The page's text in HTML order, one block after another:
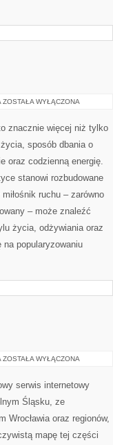
AEROBIK
GRUPOWY
ZOSTAŁA WYŁĄCZONA
znacznie więcej niż tylko
sposób dbania o
oraz codzienną energię.
stanowi rozbudowane
ruchu – zarówno
– może znaleźć
życia, odżywiania oraz
na popularyzowaniu
CZYTELNICY
ZOSTAŁA WYŁĄCZONA
serwis internetowy
Śląsku, ze
Wrocławia oraz regionów,
mapę tej części